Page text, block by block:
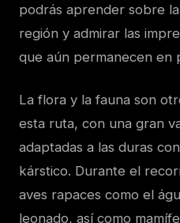
podrás aprender sobre
región y admirar las
que aún permanecen en
La flora y la fauna son
esta ruta, con una gran
adaptadas a las duras
kárstico. Durante el
aves rapaces como el
leonado, así como